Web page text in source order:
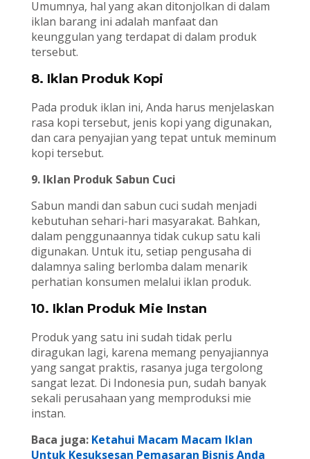
Umumnya, hal yang akan ditonjolkan di dalam
iklan barang ini adalah manfaat dan
keunggulan yang terdapat di dalam produk
tersebut.
8. Iklan Produk Kopi
Pada produk iklan ini, Anda harus menjelaskan
rasa kopi tersebut, jenis kopi yang digunakan,
dan cara penyajian yang tepat untuk meminum
kopi tersebut.
9. Iklan Produk Sabun Cuci
Sabun mandi dan sabun cuci sudah menjadi
kebutuhan sehari-hari masyarakat. Bahkan,
dalam penggunaannya tidak cukup satu kali
digunakan. Untuk itu, setiap pengusaha di
dalamnya saling berlomba dalam menarik
perhatian konsumen melalui iklan produk.
10. Iklan Produk Mie Instan
Produk yang satu ini sudah tidak perlu
diragukan lagi, karena memang penyajiannya
yang sangat praktis, rasanya juga tergolong
sangat lezat. Di Indonesia pun, sudah banyak
sekali perusahaan yang memproduksi mie
instan.
Baca juga: Ketahui Macam Macam Iklan
Untuk Kesuksesan Pemasaran Bisnis Anda